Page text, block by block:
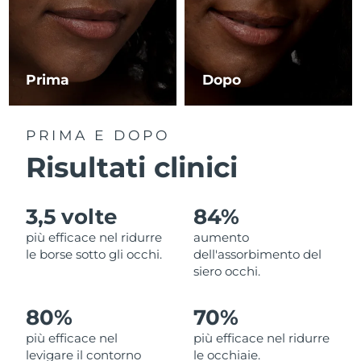
Prima Dopo
PRIMA E DOPO
Risultati clinici
3,5 volte
più efficace nel ridurre
le borse sotto gli occhi.
84%
aumento
dell'assorbimento del
siero occhi.
80%
più efficace nel
levigare il contorno
70%
più efficace nel ridurre
le occhiaie.
RAS di Macao Consegna stimata8/11/26
Malaysia Consegna stimata
Messico
Paesi Bassi Consegna stimata
Nuova Zelanda Consegna stimata
Oman Consegna stimata8/12/26